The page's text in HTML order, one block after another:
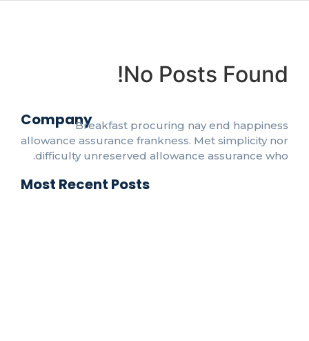
No Posts Found!
CompanyBreakfast procuring nay end happiness
allowance assurance frankness. Met simplicity nor
difficulty unreserved allowance assurance who.
Most Recent Posts